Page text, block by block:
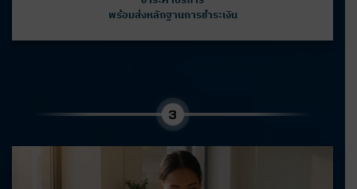
พร้อมส่งหลักฐานการชำระเงิน
3